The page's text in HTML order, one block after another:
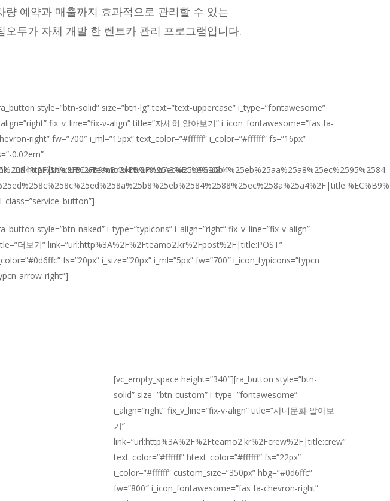
량 예약과 매출까지 효과적으로 관리할 수 있는
오투가 자체 개발 한 렌트카 관리 프로그램입니다.
style=”btn-solid” size=”btn-lg” text=”text-uppercase” i_type=”fontawesome”
fix_v_line=”fix-v-align” title=”자세히 알아보기” i_icon_fontawesome=”fas fa-
right” fw=”700″ i_ml=”15px” text_color=”#ffffff” i_color=”#ffffff” fs=”16px”
0.02em”
style=”btn-naked” i_type=”typicons” i_align=”right” fix_v_line=”fix-v-align”
더보기” link=”url:http%3A%2F%2Fteamo2.kr%2Fpost%2F|title:POST”
fs=”20px” i_size=”20px” i_ml=”5px” fw=”700″ i_icon_typicons=”typcn
arrow-right”]
[vc_empty_space height=”340″][ra_button style=”btn-
solid” size=”btn-custom” i_type=”fontawesome”
i_align=”right” fix_v_line=”fix-v-align” title=”사내문화 알아보
기”
link=”url:http%3A%2F%2Fteamo2.kr%2Fcrew%2F|title:crew”
text_color=”#ffffff” htext_color=”#ffffff” fs=”22px”
i_color=”#ffffff” custom_size=”350px” hbg=”#0d6ffc”
fw=”800″ i_icon_fontawesome=”fas fa-chevron-right”